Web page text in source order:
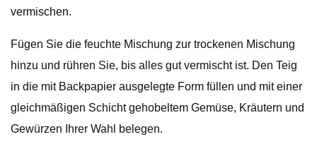
vermischen.
Fügen Sie die feuchte Mischung zur trockenen Mischung
hinzu und rühren Sie, bis alles gut vermischt ist. Den Teig
in die mit Backpapier ausgelegte Form füllen und mit einer
gleichmäßigen Schicht gehobeltem Gemüse, Kräutern und
Gewürzen Ihrer Wahl belegen.